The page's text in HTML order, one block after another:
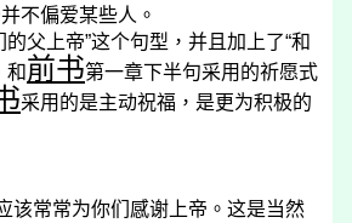
不偏爱某些人。
父上帝”这个句型，并且加上了“和
和前书第一章下半句采用的祈愿式
采用的是主动祝福，是更为积极的
该常常为你们感谢上帝。这是当然